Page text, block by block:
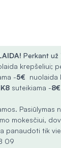
Perkant už
krepšeliui;
-5€ nuolaida
suteikiama -8€
Pasiūlymas
mokesčiui,
panaudoti tik
09